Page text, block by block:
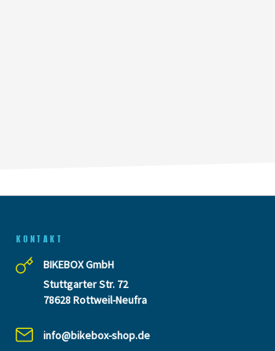
KONTAKT
BIKEBOX GmbH
Stuttgarter Str. 72
78628 Rottweil-Neufra
info@bikebox-shop.de